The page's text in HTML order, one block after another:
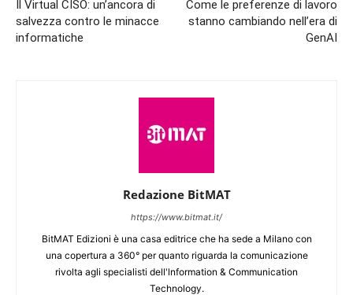
Il Virtual CISO: un’ancora di
salvezza contro le minacce
informatiche
Come le preferenze di lavoro
stanno cambiando nell’era di
GenAI
Redazione BitMAT
https://www.bitmat.it/
BitMAT Edizioni è una casa editrice che ha sede a Milano con
una copertura a 360° per quanto riguarda la comunicazione
rivolta agli specialisti dell'lnformation & Communication
Technology.